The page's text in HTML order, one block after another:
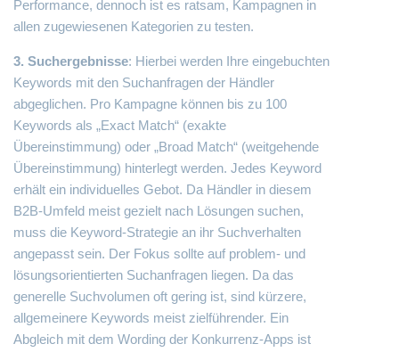
Performance, dennoch ist es ratsam, Kampagnen in
allen zugewiesenen Kategorien zu testen.
3. Suchergebnisse: Hierbei werden Ihre eingebuchten
Keywords mit den Suchanfragen der Händler
abgeglichen. Pro Kampagne können bis zu 100
Keywords als „Exact Match“ (exakte
Übereinstimmung) oder „Broad Match“ (weitgehende
Übereinstimmung) hinterlegt werden. Jedes Keyword
erhält ein individuelles Gebot. Da Händler in diesem
B2B-Umfeld meist gezielt nach Lösungen suchen,
muss die Keyword-Strategie an ihr Suchverhalten
angepasst sein. Der Fokus sollte auf problem- und
lösungsorientierten Suchanfragen liegen. Da das
generelle Suchvolumen oft gering ist, sind kürzere,
allgemeinere Keywords meist zielführender. Ein
Abgleich mit dem Wording der Konkurrenz-Apps ist